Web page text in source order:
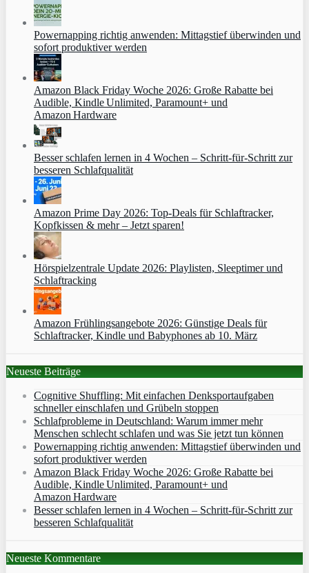
Powernapping richtig anwenden: Mittagstief überwinden und
sofort produktiver werden
Amazon Black Friday Woche 2026: Große Rabatte bei
Audible, Kindle Unlimited, Paramount+ und
Amazon Hardware
Besser schlafen lernen in 4 Wochen – Schritt‑für‑Schritt zur
besseren Schlafqualität
Amazon Prime Day 2026: Top-Deals für Schlaftracker,
Kopfkissen & mehr – Jetzt sparen!
Hörspielzentrale Update 2026: Playlisten, Sleeptimer und
Schlaftracking
Amazon Frühlingsangebote 2026: Günstige Deals für
Schlaftracker, Kindle und Babyphones ab 10. März
Neueste Beiträge
Cognitive Shuffling: Mit einfachen Denksportaufgaben
schneller einschlafen und Grübeln stoppen
Schlafprobleme in Deutschland: Warum immer mehr
Menschen schlecht schlafen und was Sie jetzt tun können
Powernapping richtig anwenden: Mittagstief überwinden und
sofort produktiver werden
Amazon Black Friday Woche 2026: Große Rabatte bei
Audible, Kindle Unlimited, Paramount+ und
Amazon Hardware
Besser schlafen lernen in 4 Wochen – Schritt‑für‑Schritt zur
besseren Schlafqualität
Neueste Kommentare